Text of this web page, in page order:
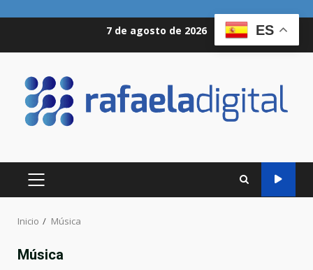
7 de agosto de 2026
MENÚ
PRINCIPAL
Inicio Música
Música
ES